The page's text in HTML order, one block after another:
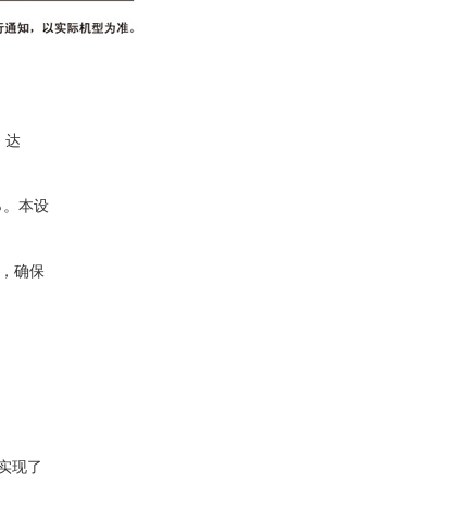
达
本设
确保
现了